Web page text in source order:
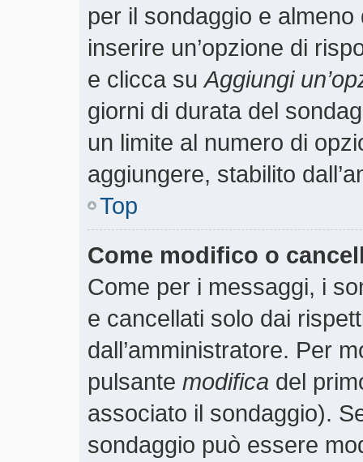
per il sondaggio e
inserire un’opzione di
e clicca suAggiungi
giorni di durata del
un limite al numero di
aggiungere, stabilito
Top
Come modifico o
Come per i messaggi, i
e cancellati solo dai
dall’amministratore. Per
pulsante modifica del
associato il sondaggio).
sondaggio può essere